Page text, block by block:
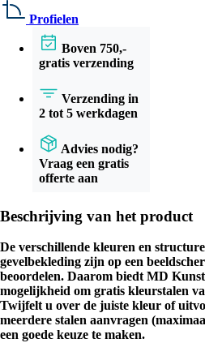
aantalProfielen
Boven 750,-
gratis verzending
Verzending in
2 tot 5 werkdagen
Advies nodig?
Vraag een gratis
offerte aan
Beschrijving van het product
De verschillende kleuren en
gevelbekleding zijn op een
beoordelen. Daarom biedt MD
mogelijkheid om gratis kleurstalen
Twijfelt u over de juiste kleur of
meerdere stalen aanvragen (
een goede keuze te maken.